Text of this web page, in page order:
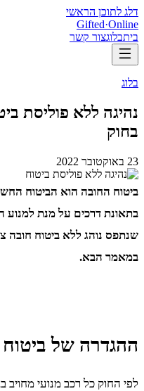
דלג לתוכן הראשי
Gifted·Online
ביתבלוגצור קשר
בלוג
נהיגה ללא פוליסת
בחוק
23 באוקטובר 2022
ביטוח החובה הוא הביטוח
בתאונת דרכים על מנת למנוע
שנתפס נוהג ללא ביטוח חובה
במאמר הבא.
ההגדרה של
לפי החוק כל רכב מנועי